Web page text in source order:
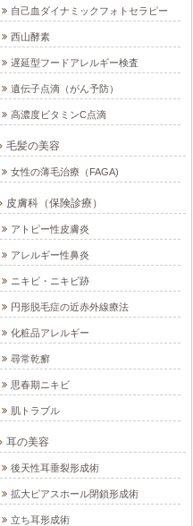
自己血ダイナミックフォトセラピー
西山酵素
遅延型フードアレルギー検査
遺伝子点滴（がん予防）
高濃度ビタミンC点滴
毛髪の美容
女性の薄毛治療（FAGA)
皮膚科（保険診療）
アトピー性皮膚炎
アレルギー性鼻炎
ニキビ・ニキビ跡
円形脱毛症の近赤外線療法
化粧品アレルギー
尋常乾癬
思春期ニキビ
肌トラブル
耳の美容
後天性耳垂裂形成術
拡大ピアスホール閉鎖形成術
立ち耳形成術